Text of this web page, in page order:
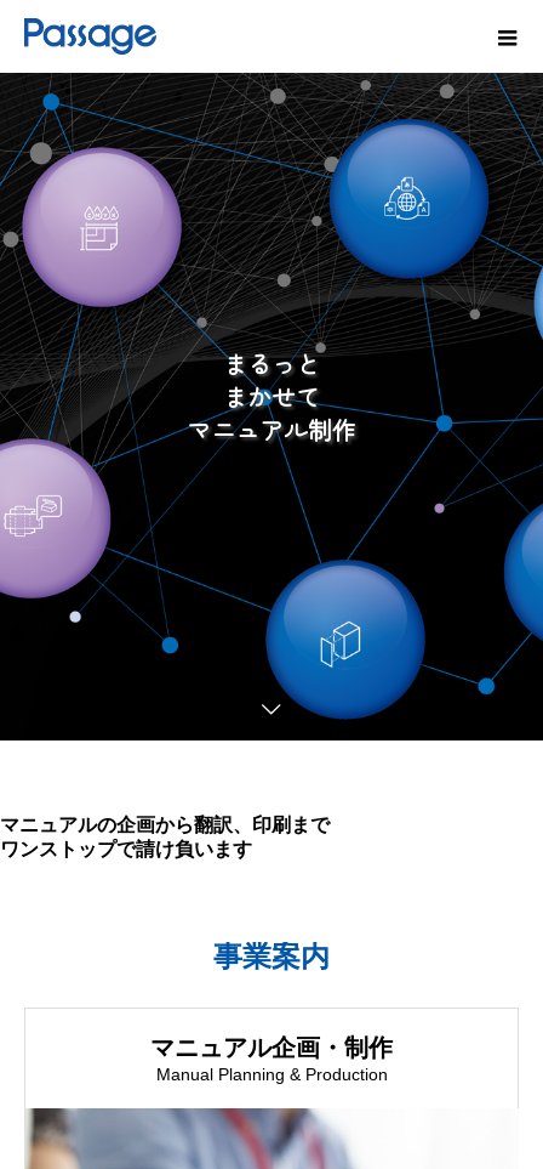
まるっと
まかせて
マニュアル制作
マニュアルの企画から翻訳、印刷まで
ワンストップで請け負います
事業案内
マニュアル企画・制作
Manual Planning & Production